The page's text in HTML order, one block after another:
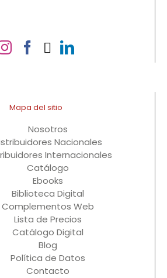
Mapa del sitio
Nosotros
Nacionales
Internacionales
Catálogo
Ebooks
Biblioteca Digital
Complementos Web
Lista de Precios
Catálogo Digital
Blog
Política de Datos
Contacto